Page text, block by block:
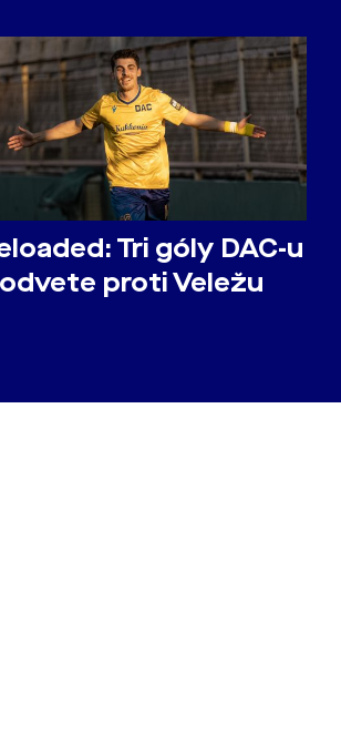
Tri góly DAC-u
proti Veležu